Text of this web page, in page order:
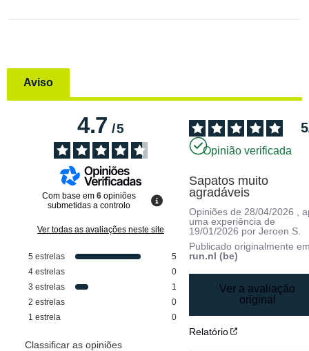
Aviso
4.7/5
Com base em 6 opiniões
submetidas a controlo
Ver todas as avaliações neste site
5 estrelas
5
4 estrelas
0
3 estrelas
1
2 estrelas
0
1 estrela 0
Classificar as opiniões
5
Opinião verificada
Sapatos muito
agradáveis
Opiniões de 28/04/2026
,
uma experiência de
19/01/2026 porJeroen S.
Publicado originalmente
run.nl (be)
Ver a avaliação
original
Relatório